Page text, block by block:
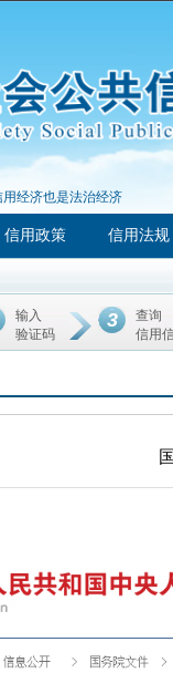
用经济也是法治经济
信用政策 信用法规
输入
验证码
3
查询
信用